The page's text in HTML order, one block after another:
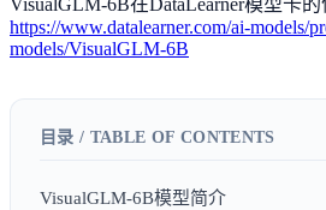
VisualGLM-6B在DataLearner模型卡的
https://www.datalearner.com/ai-models/
models/VisualGLM-6B
VisualGLM-6B模型简介